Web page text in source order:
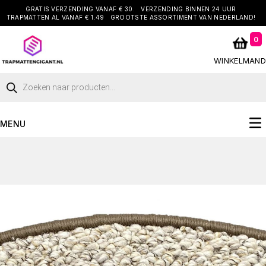
GRATIS VERZENDING VANAF € 30.
VERZENDING BINNEN 24 UUR
TRAPMATTEN AL VANAF € 1.49
GROOTSTE ASSORTIMENT VAN NEDERLAND!
0
WINKELMAND
MENU